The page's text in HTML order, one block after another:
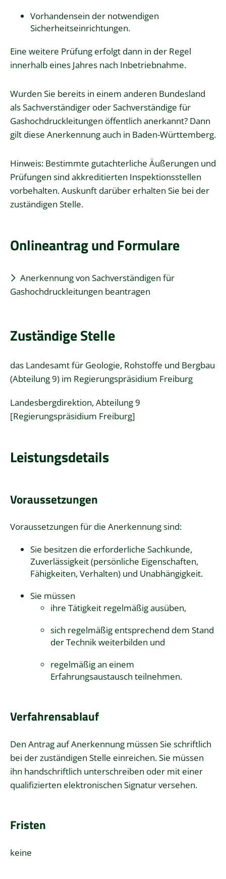
Vorhandensein der notwendigen
Sicherheitseinrichtungen.
Eine weitere Prüfung erfolgt dann in der Regel
innerhalb eines Jahres nach Inbetriebnahme.
Wurden Sie bereits in einem anderen Bundesland
als Sachverständiger oder Sachverständige für
Gashochdruckleitungen öffentlich anerkannt? Dann
gilt diese Anerkennung auch in Baden-Württemberg.
Hinweis: Bestimmte gutachterliche Äußerungen und
Prüfungen sind akkreditierten Inspektionsstellen
vorbehalten. Auskunft darüber erhalten Sie bei der
zuständigen Stelle.
Onlineantrag und Formulare
Anerkennung von Sachverständigen für
Gashochdruckleitungen beantragen
Zuständige Stelle
das Landesamt für Geologie, Rohstoffe und Bergbau
(Abteilung 9) im Regierungspräsidium Freiburg
Landesbergdirektion, Abteilung 9
[Regierungspräsidium Freiburg]
Leistungsdetails
Voraussetzungen
Voraussetzungen für die Anerkennung sind:
Sie besitzen die erforderliche Sachkunde,
Zuverlässigkeit (persönliche Eigenschaften,
Fähigkeiten, Verhalten) und Unabhängigkeit.
Sie müssen
ihre Tätigkeit regelmäßig ausüben,
sich regelmäßig entsprechend dem Stand
der Technik weiterbilden und
regelmäßig an einem
Erfahrungsaustausch teilnehmen.
Verfahrensablauf
Den Antrag auf Anerkennung müssen Sie schriftlich
bei der zuständigen Stelle einreichen. Sie müssen
ihn handschriftlich unterschreiben oder mit einer
qualifizierten elektronischen Signatur versehen.
Fristen
keine